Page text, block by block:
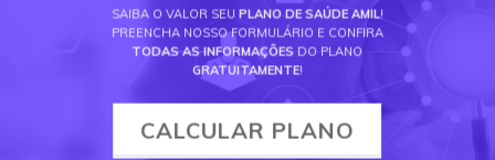
SAIBA O VALOR SEU PLANO DE SAÚDE AMIL!
PREENCHA NOSSO FORMULÁRIO E CONFIRA
TODAS AS INFORMAÇÕES DO PLANO
GRATUITAMENTE!
CALCULAR PLANO